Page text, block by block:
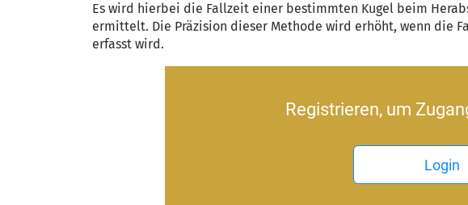
Es wird hierbei die Fallzeit einer bestimmten Kugel beim
ermittelt. Die Präzision dieser Methode wird erhöht, wenn die
erfasst wird.
Registrieren, um
Login